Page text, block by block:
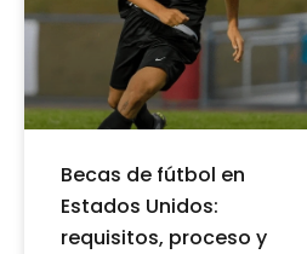
Becas de fútbol en
Estados Unidos:
requisitos, proceso y